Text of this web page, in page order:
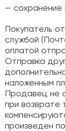
— сохранение
Покупатель
службой
оплатой
Отправка
наложенным
Продавец не
при возврате
произведен